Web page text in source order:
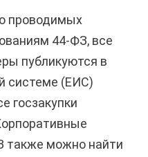
проводимых
44-ФЗ, все
публикуются в
системе (ЕИС)
госзакупки
также можно найти